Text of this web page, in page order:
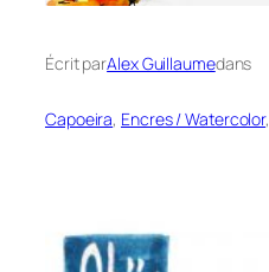
Écrit parAlex Guillaumedans
Capoeira, Encres / Watercolor,